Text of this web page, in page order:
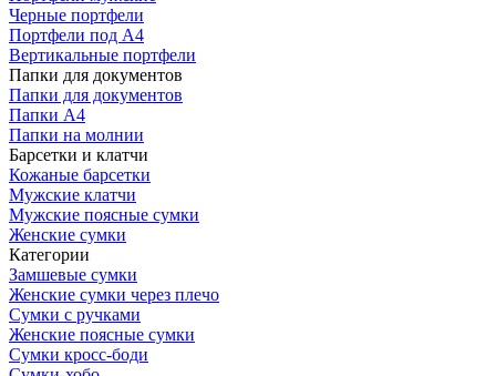
Черные портфели
Портфели под А4
Вертикальные портфели
Папки для документов
Папки для документов
Папки А4
Папки на молнии
Барсетки и клатчи
Кожаные барсетки
Мужские клатчи
Мужские поясные сумки
Женские сумки
Категории
Замшевые сумки
Женские сумки через плечо
Сумки с ручками
Женские поясные сумки
Сумки кросс-боди